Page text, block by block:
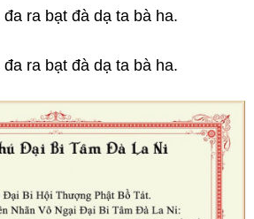
ra bạt đà dạ ta bà ha.
ra bạt đà dạ ta bà ha.